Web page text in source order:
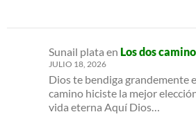
Sunail plata en Los dos
JULIO 18, 2026
Dios te bendiga grandemente
camino hiciste la mejor
vida eterna Aquí Dios…